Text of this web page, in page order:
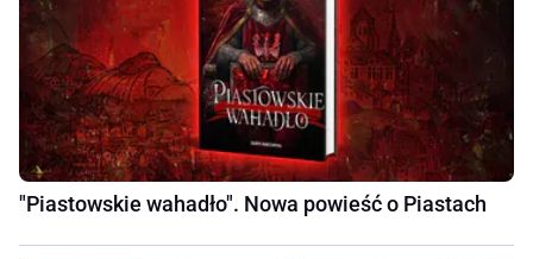
"Piastowskie wahadło". Nowa powieść o Piastach